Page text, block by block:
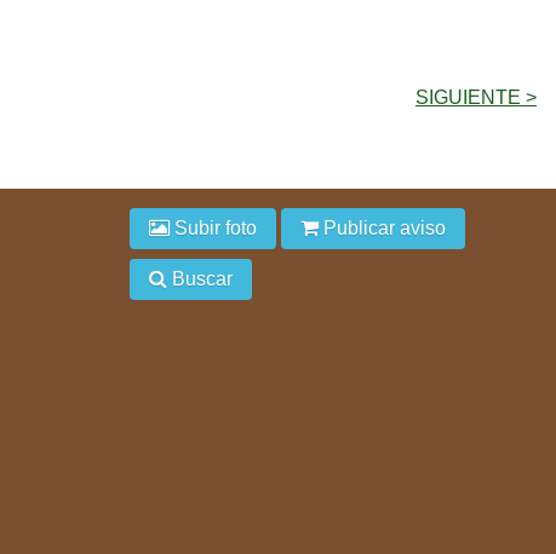
SIGUIENTE >
Subir foto Publicar aviso
Buscar